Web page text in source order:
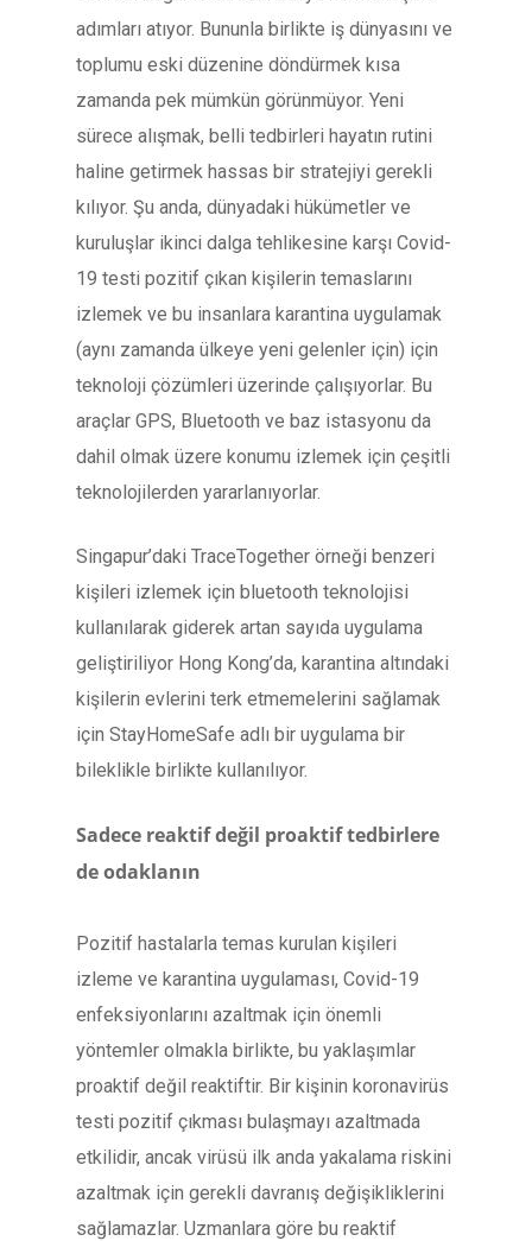
adımları atıyor. Bununla birlikte iş dünyasını ve
toplumu eski düzenine döndürmek kısa
zamanda pek mümkün görünmüyor. Yeni
sürece alışmak, belli tedbirleri hayatın rutini
haline getirmek hassas bir stratejiyi gerekli
kılıyor. Şu anda, dünyadaki hükümetler ve
kuruluşlar ikinci dalga tehlikesine karşı Covid-
19 testi pozitif çıkan kişilerin temaslarını
izlemek ve bu insanlara karantina uygulamak
(aynı zamanda ülkeye yeni gelenler için) için
teknoloji çözümleri üzerinde çalışıyorlar. Bu
araçlar GPS, Bluetooth ve baz istasyonu da
dahil olmak üzere konumu izlemek için çeşitli
teknolojilerden yararlanıyorlar.
Singapur’daki TraceTogether örneği benzeri
kişileri izlemek için bluetooth teknolojisi
kullanılarak giderek artan sayıda uygulama
geliştiriliyor Hong Kong’da, karantina altındaki
kişilerin evlerini terk etmemelerini sağlamak
için StayHomeSafe adlı bir uygulama bir
bileklikle birlikte kullanılıyor.
Sadece reaktif değil proaktif tedbirlere
de odaklanın
Pozitif hastalarla temas kurulan kişileri
izleme ve karantina uygulaması, Covid-19
enfeksiyonlarını azaltmak için önemli
yöntemler olmakla birlikte, bu yaklaşımlar
proaktif değil reaktiftir. Bir kişinin koronavirüs
testi pozitif çıkması bulaşmayı azaltmada
etkilidir, ancak virüsü ilk anda yakalama riskini
azaltmak için gerekli davranış değişikliklerini
sağlamazlar. Uzmanlara göre bu reaktif